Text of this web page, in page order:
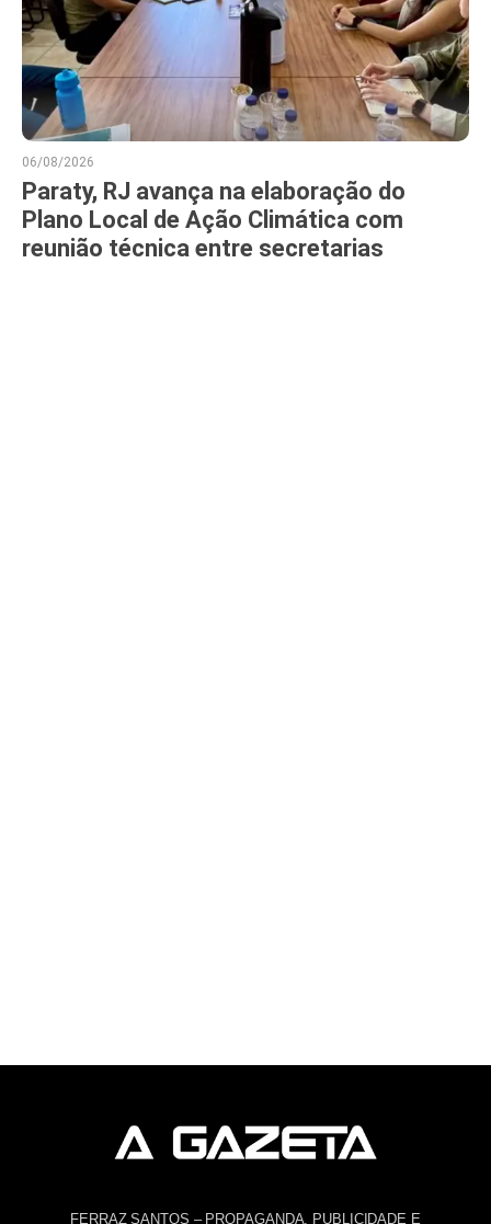
06/08/2026
Paraty, RJ avança na elaboração do
Plano Local de Ação Climática com
reunião técnica entre secretarias
FERRAZ SANTOS – PROPAGANDA, PUBLICIDADE E